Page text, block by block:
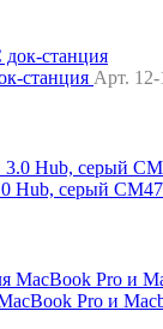
станция Арт. 12-
Hub, серый
Pro и